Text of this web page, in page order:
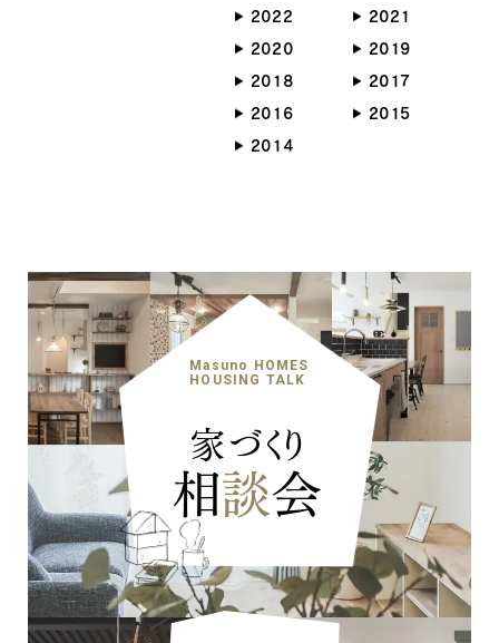
2022
2021
2020
2019
2018
2017
2016
2015
2014
Masuno HOMES
HOUSING TALK
家づくり
相談会